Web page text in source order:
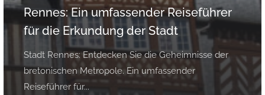
Rennes: Ein umfassender Reiseführer
für die Erkundung der Stadt
Stadt Rennes: Entdecken Sie die Geheimnisse der
bretonischen Metropole. Ein umfassender
Reiseführer für...